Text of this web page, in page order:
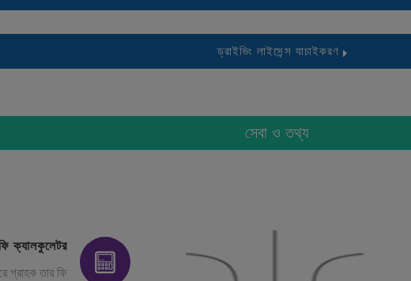
ড্রাইভিং লাইসেন্স যাচাইকরণ
সেবা ও তথ্য
ক্যালকুলেটর
গ্রাহক তার ফি